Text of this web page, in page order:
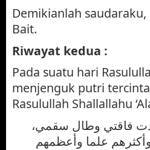
Demikianlah saudaraku,
Bait.
Riwayat kedua :
Pada suatu hari
menjenguk putri
Rasulullah Shallallahu
فاقتي وطال سقمي،
علما وأعظمهم